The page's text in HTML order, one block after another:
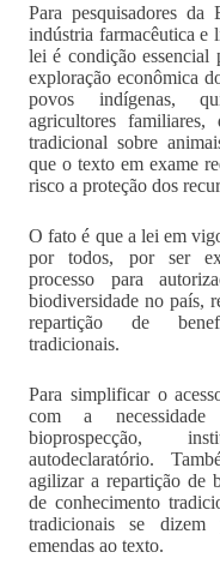
Para pesquisadores da
indústria farmacêutica e
lei é condição essencial
exploração econômica
povos indígenas,
agricultores familiares,
tradicional sobre
que o texto em exame
risco a proteção dos
O fato é que a lei em
por todos, por ser
processo para
biodiversidade no país,
repartição de
tradicionais.
Para simplificar o
com a
bioprospecção,
autodeclaratório.
agilizar a repartição de
de conhecimento
tradicionais se dizem
emendas ao texto.